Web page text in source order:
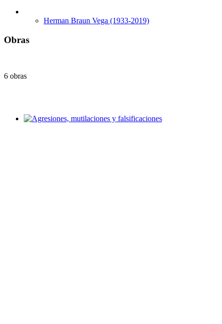
Herman Braun Vega (1933-2019)
Obras
6 obras